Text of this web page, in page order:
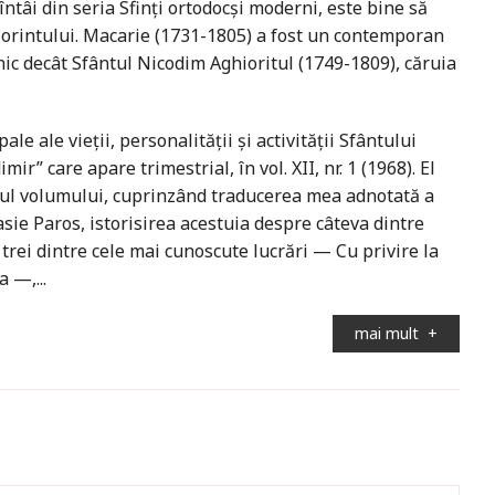
din seria Sfinți ortodocși moderni, este bine să
Macarie (1731-1805) a fost un contemporan
decât Sfântul Nicodim Aghioritul (1749-1809), căruia
ale vieții, personalității și activității Sfântului
care apare trimestrial, în vol. XII, nr. 1 (1968). El
volumului, cuprinzând traducerea mea adnotată a
Paros, istorisirea acestuia despre câteva dintre
dintre cele mai cunoscute lucrări — Cu privire la
—,...
mai mult +